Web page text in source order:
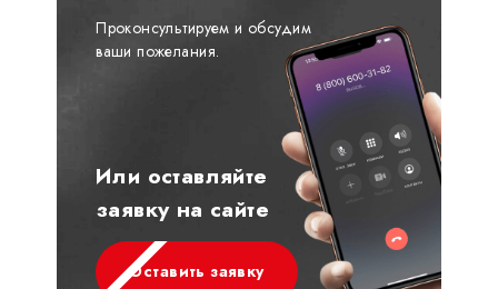
Проконсультируем и обсудим
ваши пожелания.
Или оставляйте
заявку на сайте
Оставить заявку